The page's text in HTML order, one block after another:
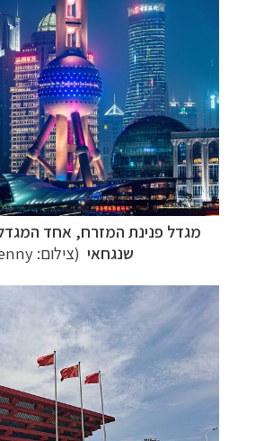
מגדל פנינת המזרח, אחד
שנגחאי (צילום: Mlenny)